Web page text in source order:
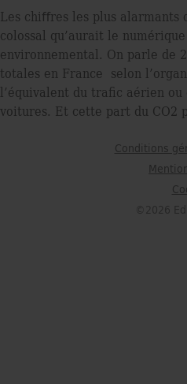
Les chiﬀres les plus alarmants
colossal qu’aurait le
environnemental. On parle de
totales en France selon
l’équivalent du traﬁc aérien
voitures. Et cette part du CO2
Conditions